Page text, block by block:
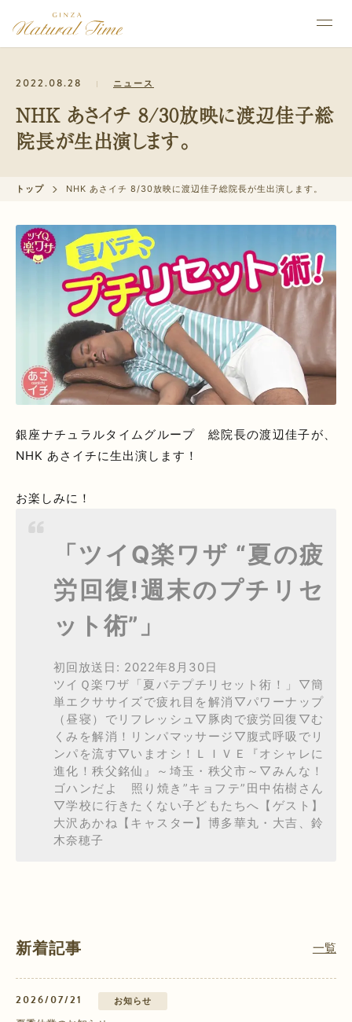
2022.08.28 ニュース
NHK あさイチ 8/30放映に渡辺佳子総
院長が生出演します。
トップ NHK あさイチ 8/30放映に渡辺佳子総院長が生出演します。
銀座ナチュラルタイムグループ 総院長の渡辺佳子が、
NHK あさイチに生出演します！
お楽しみに！
「ツイQ楽ワザ “夏の疲
労回復!週末のプチリセ
ット術”」
初回放送日: 2022年8月30日
ツイＱ楽ワザ「夏バテプチリセット術！」▽簡
単エクササイズで疲れ目を解消▽パワーナップ
（昼寝）でリフレッシュ▽豚肉で疲労回復▽む
くみを解消！リンパマッサージ▽腹式呼吸でリ
ンパを流す▽いまオシ！ＬＩＶＥ『オシャレに
進化！秩父銘仙』～埼玉・秩父市～▽みんな！
ゴハンだよ 照り焼き”キョフテ”田中佑樹さん
▽学校に行きたくない子どもたちへ【ゲスト】
大沢あかね【キャスター】博多華丸・大吉、鈴
木奈穂子
新着記事 一覧
2026/07/21 お知らせ